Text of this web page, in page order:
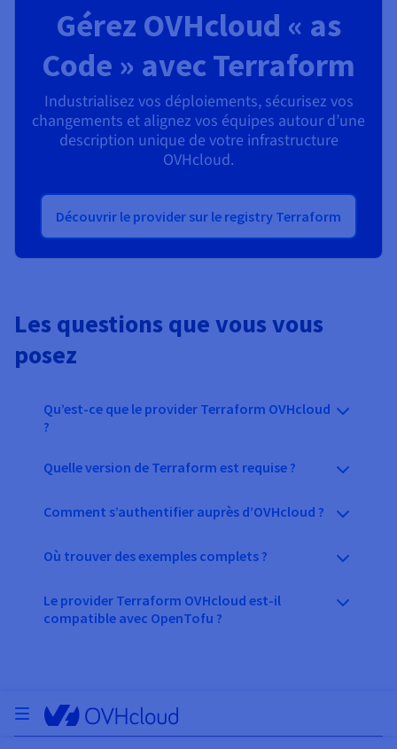
Gérez OVHcloud « as
Code » avec Terraform
Industrialisez vos déploiements, sécurisez vos
changements et alignez vos équipes autour d’une
description unique de votre infrastructure
OVHcloud.
Découvrir le provider sur le registry Terraform
Les questions que vous vous
posez
Qu’est-ce que le provider Terraform OVHcloud
?
Quelle version de Terraform est requise ?
Comment s’authentifier auprès d’OVHcloud ?
Où trouver des exemples complets ?
Le provider Terraform OVHcloud est-il
compatible avec OpenTofu ?
Ouvrir le menu